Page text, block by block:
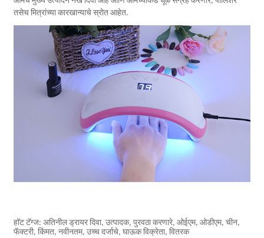
तसेच मित्रांच्या कारखान्याचे स्रोत आहेत.
हॉट टॅग्ज: अतिनील ड्रायर दिवा, उत्पादक, पुरवठा करणारे, ओईएम, ओडीएम, चीन,
फॅक्टरी, किंमत, नवीनतम, उच्च दर्जाचे, घाऊक विक्रेता, वितरक